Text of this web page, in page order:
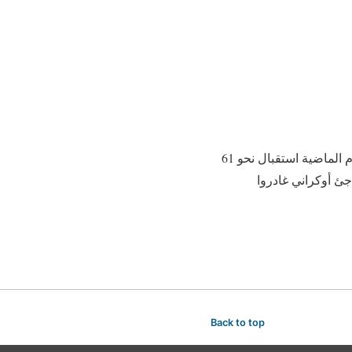
وارسو في 12 فبراير /أ ش أ/ أعلنت قوات حرس الحدود البولندية اليوم /الاثنين/ أنه تم خلال الثلاثة أيام الماضية استقبال نحو 61
Back to top